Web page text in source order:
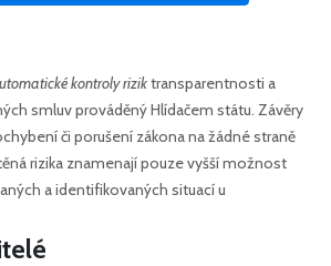
kontroly riziktransparentnosti a
smluv prováděný Hlídačem státu. Závěry
či porušení zákona na žádné straně
rizika znamenají pouze vyšší možnost
a identifikovaných situací u